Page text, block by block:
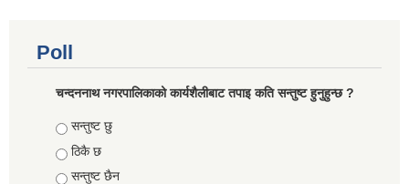
Poll
चन्दननाथ नगरपालिकाको कार्यशैलीबाट तपाइ कति सन्तुष्ट हुनुहुन्छ ?
Choices
सन्तुष्ट छु
ठिकै छ
सन्तुष्ट छैन